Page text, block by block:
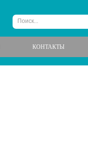
КОНТАКТЫ